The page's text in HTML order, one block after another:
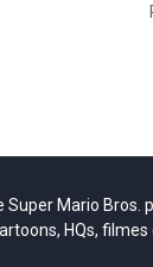
Super Mario Bros.
HQs, filmes